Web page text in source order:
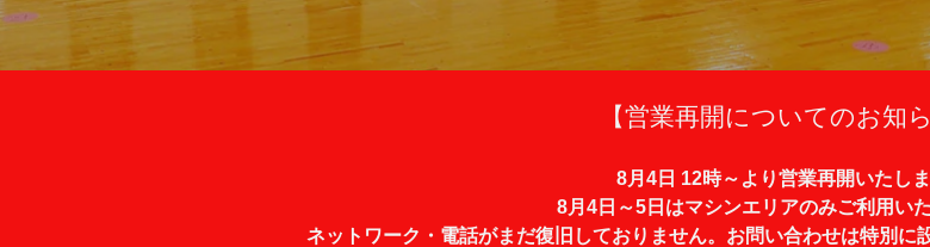
【営業再開についてのお知ら
8月4日 12時～より営業再開いたしま
8月4日～5日はマシンエリアのみご利用いた
ネットワーク・電話がまだ復旧しておりません。お問い合わせは特別に